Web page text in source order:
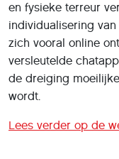
en fysieke terreur
individualisering
zich vooral online
versleutelde
de dreiging
wordt.
Lees verder op de